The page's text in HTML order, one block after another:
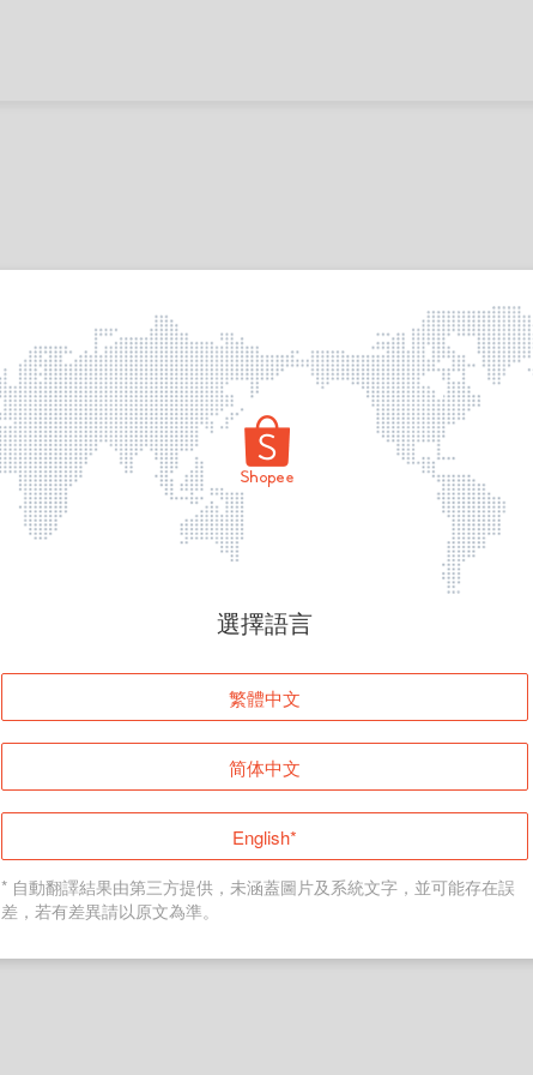
頁面無法顯示
登入
返回首頁
選擇語言
繁體中文
简体中文
English*
* 自動翻譯結果由第三方提供，未涵蓋圖片及系統文字，並可能存在誤
差，若有差異請以原文為準。